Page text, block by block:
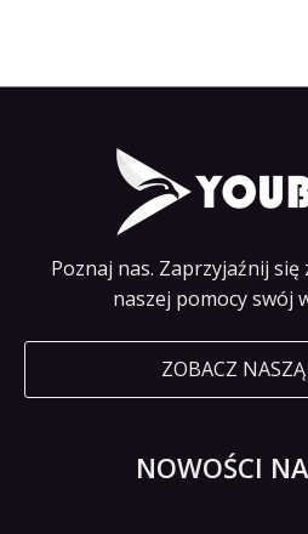
Poznaj nas. Zaprzyjaźnij
naszej pomocy swój
ZOBACZ
NOWOŚCI